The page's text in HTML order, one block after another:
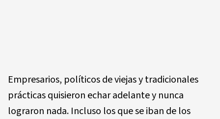
Empresarios, políticos de viejas y tradicionales
prácticas quisieron echar adelante y nunca
lograron nada. Incluso los que se iban de los